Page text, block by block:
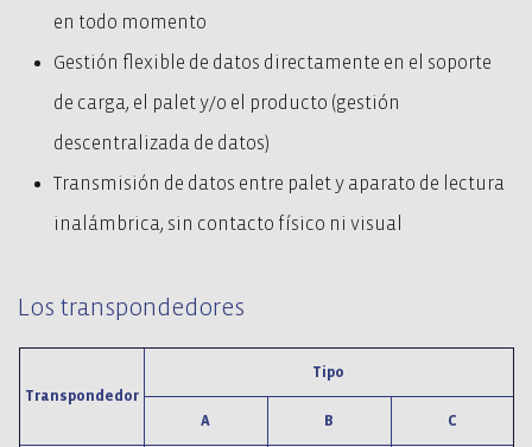
en todo momento
Gestión flexible de datos directamente en el soporte
de carga, el palet y/o el producto (gestión
descentralizada de datos)
Transmisión de datos entre palet y aparato de lectura
inalámbrica, sin contacto físico ni visual
Los transpondedores
Transpondedor
Tipo
A B C